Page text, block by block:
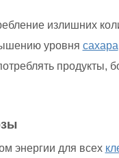
излишних
уровня сахара
продукты,
энергии для всех